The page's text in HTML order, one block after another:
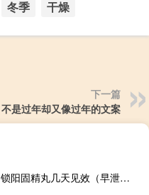
冬季 干燥
下一篇
不是过年却又像过年的文案
锁阳固精丸几天见效（早泄可以吃锁阳固精丸吗）